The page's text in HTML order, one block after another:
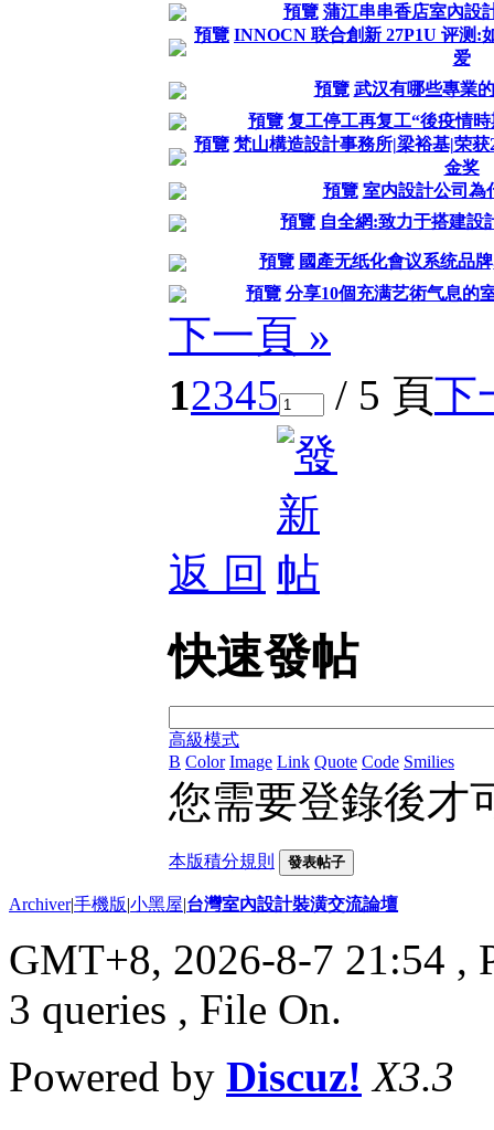
預覽 蒲江串串香店室內設
預覽 INNOCN 联合創新 27P1U 评测:
爱
預覽 武汉有哪些專業
預覽 复工停工再复工“後疫情
預覽 梵山構造設計事務所|梁裕基|荣
金奖
預覽 室内設計公司為
預覽 自全網:致力于搭建設
預覽 國產无纸化會议系统品
預覽 分享10個充满艺術气息的
下一頁 »
12345 / 5 頁下
返 回
快速發帖
高級模式
B Color Image Link Quote Code Smilies
您需要登錄後才
本版積分規則 發表帖子
Archiver|手機版|小黑屋|台灣室內設計裝潢交流論壇
GMT+8, 2026-8-7 21:54 ,
3 queries , File On.
Powered by Discuz! X3.3